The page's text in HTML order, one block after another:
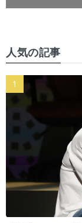
人気の記事